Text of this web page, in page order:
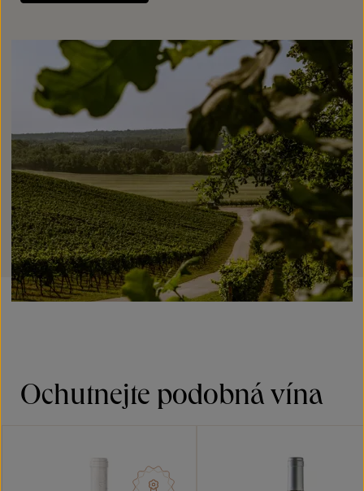
Ochutnejte podobná vína